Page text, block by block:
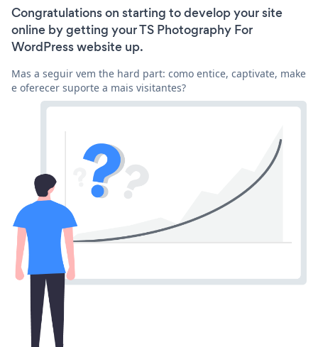
Congratulations on starting to develop your site
online by getting your TS Photography For
WordPress website up.
Mas a seguir vem the hard part: como entice, captivate, make
e oferecer suporte a mais visitantes?